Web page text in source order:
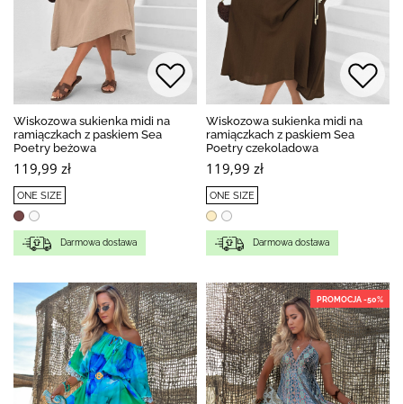
Wiskozowa sukienka midi na
ramiączkach z paskiem Sea
Poetry beżowa
119,99 zł
ONE SIZE
Darmowa dostawa
Wiskozowa sukienka midi na
ramiączkach z paskiem Sea
Poetry czekoladowa
119,99 zł
ONE SIZE
Darmowa dostawa
PROMOCJA -50%